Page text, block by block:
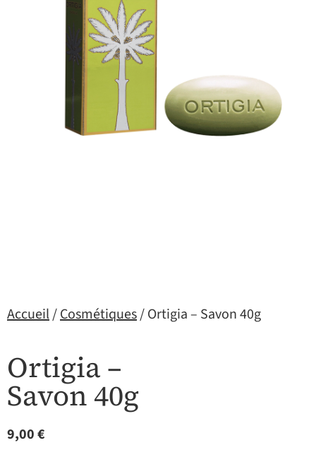
Accueil/Cosmétiques/ Ortigia – Savon 40g
Ortigia –
Savon 40g
9,00€